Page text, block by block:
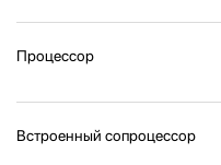
Процессор
Встроенный сопроцессор